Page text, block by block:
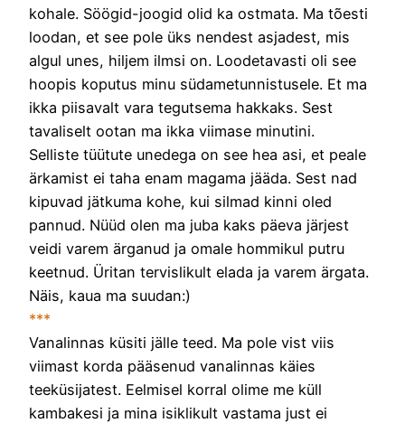
kohale. Söögid-joogid olid ka ostmata. Ma tõesti
loodan, et see pole üks nendest asjadest, mis
algul unes, hiljem ilmsi on. Loodetavasti oli see
hoopis koputus minu südametunnistusele. Et ma
ikka piisavalt vara tegutsema hakkaks. Sest
tavaliselt ootan ma ikka viimase minutini.
Selliste tüütute unedega on see hea asi, et peale
ärkamist ei taha enam magama jääda. Sest nad
kipuvad jätkuma kohe, kui silmad kinni oled
pannud. Nüüd olen ma juba kaks päeva järjest
veidi varem ärganud ja omale hommikul putru
keetnud. Üritan tervislikult elada ja varem ärgata.
Näis, kaua ma suudan:)
***
Vanalinnas küsiti jälle teed. Ma pole vist viis
viimast korda pääsenud vanalinnas käies
teeküsijatest. Eelmisel korral olime me küll
kambakesi ja mina isiklikult vastama just ei